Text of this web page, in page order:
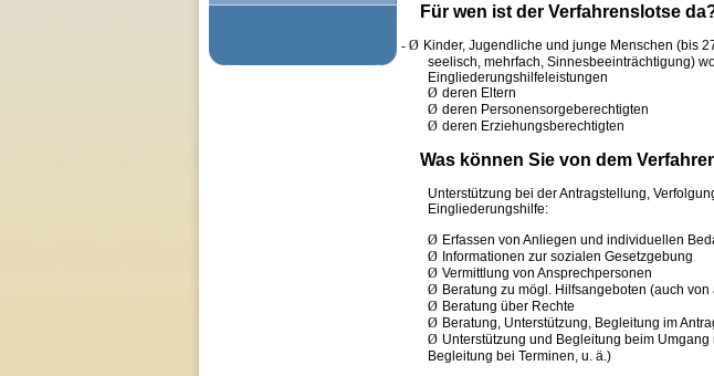
Für wen ist der Verfahrenslotse
- Ø Kinder, Jugendliche und junge Menschen (bis
seelisch, mehrfach, Sinnesbeeinträchtigung)
Eingliederungshilfeleistungen
Ø deren Eltern
Ø deren Personensorgeberechtigten
Ø deren Erziehungsberechtigten
Was können Sie von dem
Unterstützung bei der Antragstellung,
Eingliederungshilfe:
Ø Erfassen von Anliegen und individuellen
Ø Informationen zur sozialen Gesetzgebung
Ø Vermittlung von Ansprechpersonen
Ø Beratung zu mögl. Hilfsangeboten (auch
Ø Beratung über Rechte
Ø Beratung, Unterstützung, Begleitung im
Ø Unterstützung und Begleitung beim
Begleitung bei Terminen, u. ä.)